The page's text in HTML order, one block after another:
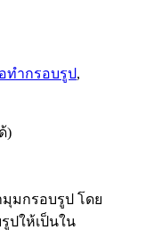
ทำกรอบรูป,
)
มุมกรอบรูป โดย
ปให้เป็นใน